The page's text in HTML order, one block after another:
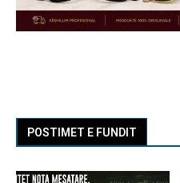
POSTIMET E FUNDIT